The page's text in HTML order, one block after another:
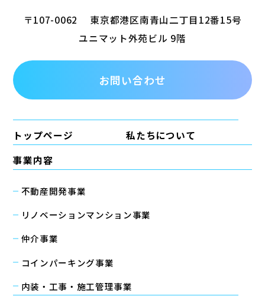
〒107-0062
東京都港区南青山二丁目12番15号
ユニマット外苑ビル 9階
お問い合わせ
トップページ
私たちについて
事業内容
不動産開発事業
リノベーションマンション事業
仲介事業
コインパーキング事業
内装・工事・施工管理事業